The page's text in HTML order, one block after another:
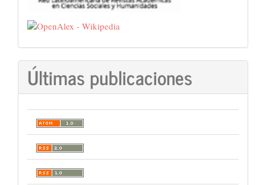
Últimas publicaciones